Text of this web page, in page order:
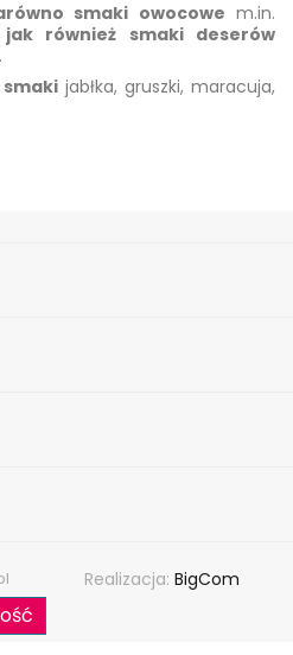
smaki owocowe m.in.
jak również smaki deserów
jabłka, gruszki, maracuja,
Realizacja: BigCom